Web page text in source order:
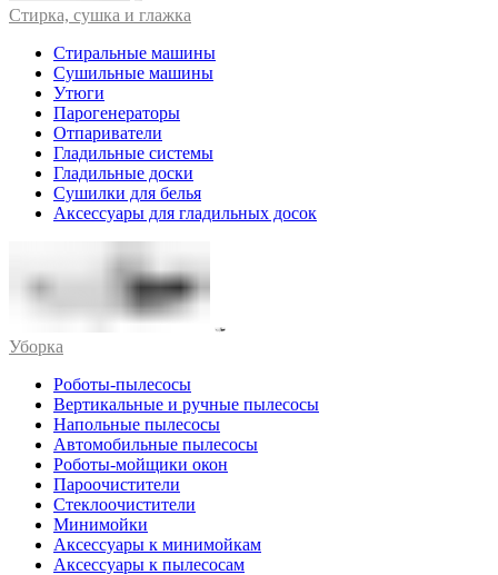
Стирка, сушка и глажка
Стиральные машины
Сушильные машины
Утюги
Парогенераторы
Отпариватели
Гладильные системы
Гладильные доски
Сушилки для белья
Аксессуары для гладильных досок
Уборка
Роботы-пылесосы
Вертикальные и ручные пылесосы
Напольные пылесосы
Автомобильные пылесосы
Роботы-мойщики окон
Пароочистители
Стеклоочистители
Минимойки
Аксессуары к минимойкам
Аксессуары к пылесосам